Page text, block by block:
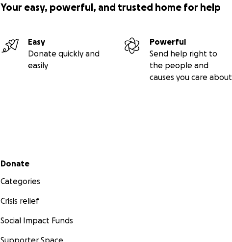
Your easy, powerful, and trusted home for help
Easy
Donate quickly and
easily
Powerful
Send help right to
the people and
causes you care about
Secondary menu
Donate
Categories
Crisis relief
Social Impact Funds
Supporter Space